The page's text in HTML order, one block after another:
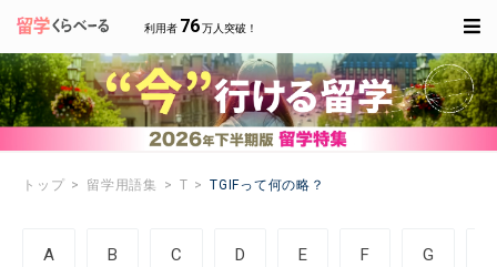
利用者 76万人突破！
トップ 留学用語集 T TGIFって何の略？
A B C D E F G